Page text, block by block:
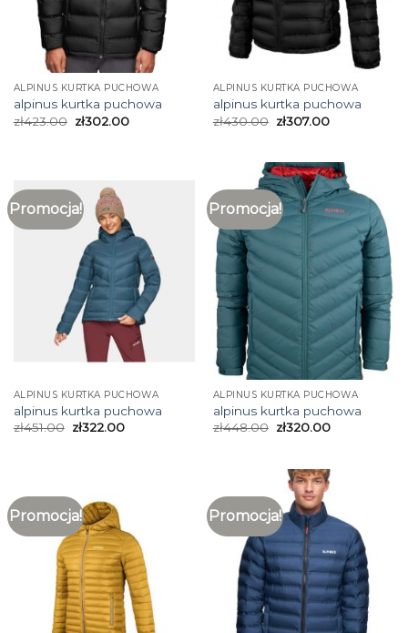
ALPINUS KURTKA PUCHOWA
alpinus kurtka puchowa
zł423.00 zł302.00
ALPINUS KURTKA PUCHOWA
alpinus kurtka puchowa
zł430.00 zł307.00
Promocja!
ALPINUS KURTKA PUCHOWA
alpinus kurtka puchowa
zł451.00 zł322.00
Promocja!
ALPINUS KURTKA PUCHOWA
alpinus kurtka puchowa
zł448.00 zł320.00
Promocja! Promocja!